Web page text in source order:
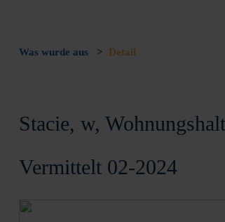
Was wurde aus > Detail
Stacie, w,
Vermittelt 02-2024